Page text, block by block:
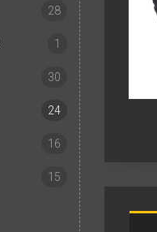
28
1
30
24
16
15